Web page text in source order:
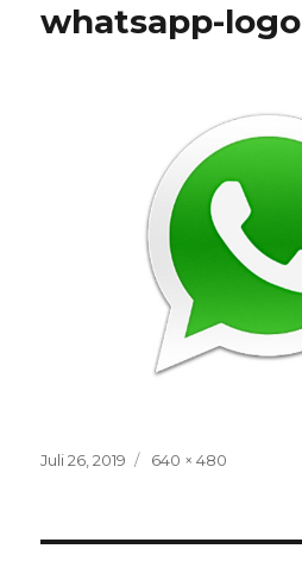
whatsapp-logo
Posted
Juli 26, 2019
Full
640 × 480